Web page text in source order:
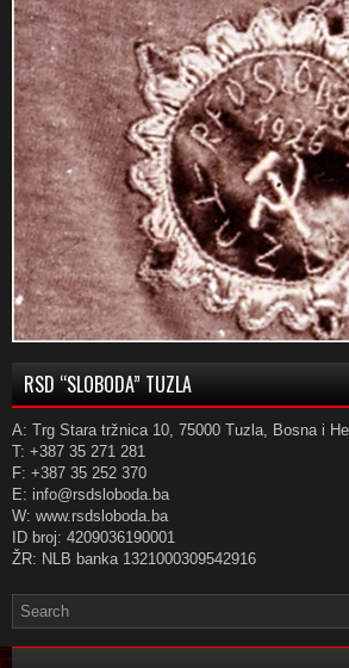
RSD “SLOBODA” TUZLA
A: Trg Stara tržnica 10, 75000 Tuzla, Bosna i
T: +387 35 271 281
F: +387 35 252 370
E: info@rsdsloboda.ba
W: www.rsdsloboda.ba
ID broj: 4209036190001
ŽR: NLB banka 1321000309542916